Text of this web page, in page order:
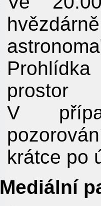
prostor
V
krátce po
Mediální